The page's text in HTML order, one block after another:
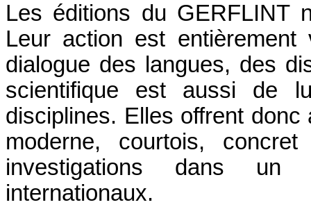
Les éditions du GERFLINT
Leur action est
dialogue des langues, des
scientifique est aussi de
disciplines. Elles offrent
moderne, courtois,
investigations dans un
internationaux.